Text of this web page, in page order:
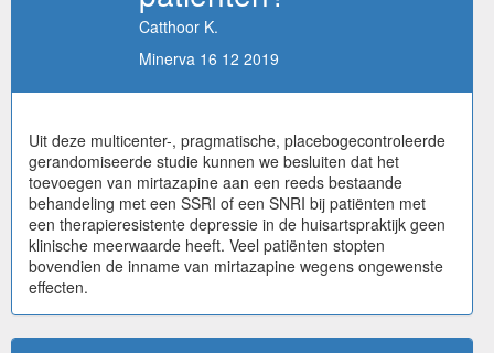
Catthoor K.
Minerva 16 12 2019
Uit deze multicenter-, pragmatische, placebogecontroleerde
gerandomiseerde studie kunnen we besluiten dat het
toevoegen van mirtazapine aan een reeds bestaande
behandeling met een SSRI of een SNRI bij patiënten met
een therapieresistente depressie in de huisartspraktijk geen
klinische meerwaarde heeft. Veel patiënten stopten
bovendien de inname van mirtazapine wegens ongewenste
effecten.